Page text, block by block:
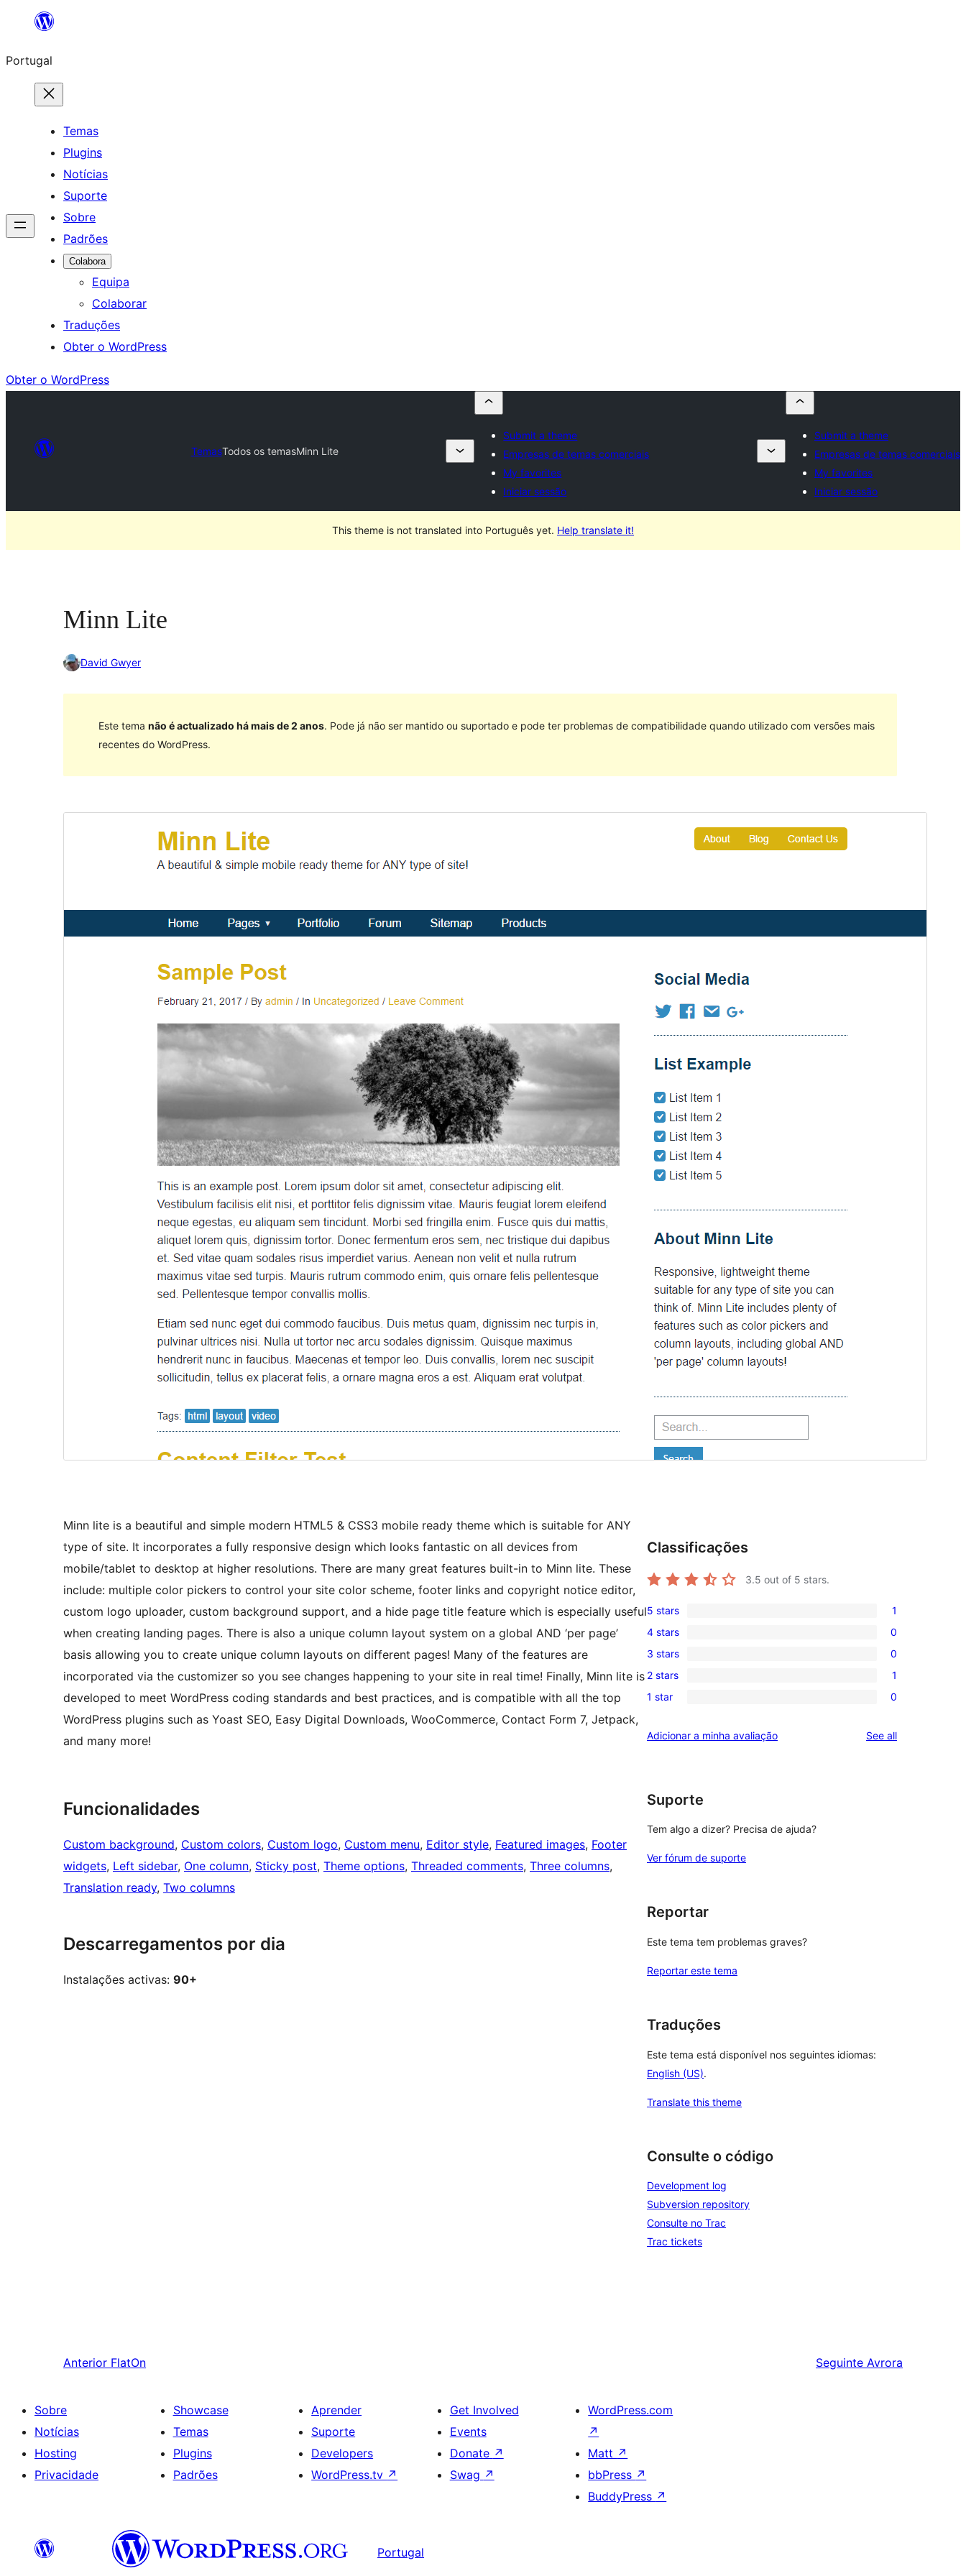
Saltar
o
conteúdo
Portugal
Temas
Plugins
Notícias
Suporte
Sobre
Padrões
Colabora
Equipa
Colaborar
Traduções
Obter o WordPress
Obter o WordPress
TemasTodos os temasMinn Lite
Submit a theme
Empresas de temas comerciais
My favorites
Iniciar sessão
Submit a theme
Empresas de temas comerciais
My favorites
Iniciar sessão
This theme is not translated into Português yet. Help translate it!
Minn Lite
David Gwyer
Este tema não é actualizado há mais de 2 anos. Pode já não ser mantido ou suportado e pode ter problemas de compatibilidade quando utilizado com versões mais
recentes do WordPress.
Minn lite is a beautiful and simple modern HTML5 & CSS3 mobile ready theme which is suitable for ANY
type of site. It incorporates a fully responsive design which looks fantastic on all devices from
mobile/tablet to desktop at higher resolutions. There are many great features built-in to Minn lite. These
include: multiple color pickers to control your site color scheme, footer links and copyright notice editor,
custom logo uploader, custom background support, and a hide page title feature which is especially useful
when creating landing pages. There is also a unique column layout system on a global AND ‘per page’
basis allowing you to create unique column layouts on different pages! Many of the features are
incorporated via the customizer so you see changes happening to your site in real time! Finally, Minn lite is
developed to meet WordPress coding standards and best practices, and is compatible with all the top
WordPress plugins such as Yoast SEO, Easy Digital Downloads, WooCommerce, Contact Form 7, Jetpack,
and many more!
Funcionalidades
Custom background, Custom colors, Custom logo, Custom menu, Editor style, Featured images, Footer
widgets, Left sidebar, One column, Sticky post, Theme options, Threaded comments, Three columns
Translation ready, Two columns
Descarregamentos por dia
Instalações activas: 90+
Classificações
3.5 out of 5 stars.
1
5-
star
review
5 stars 1
0
4-
star
reviews
4 stars 0
0
3-
star
3 stars 0
1
2-
review
2 stars 1
0
star
1 star 0
Adicionar a minha avaliação See allreviews
Suporte
Tem algo a dizer? Precisa de ajuda?
Ver fórum de suporte
Reportar
Este tema tem problemas graves?
Reportar este tema
Traduções
Este tema está disponível nos seguintes idiomas:
English (US).
Translate this theme
Consulte o código
Development log
Subversion repository
Consulte no Trac
Trac tickets
Anterior FlatOn Seguinte Avrora
Sobre
Notícias
Hosting
Privacidade
Showcase
Temas
Plugins
Padrões
Aprender
Suporte
Developers
WordPress.tv ↗
Get Involved
Events
Donate ↗
Swag ↗
WordPress.com
↗
Matt ↗
bbPress ↗
BuddyPress ↗
Portugal